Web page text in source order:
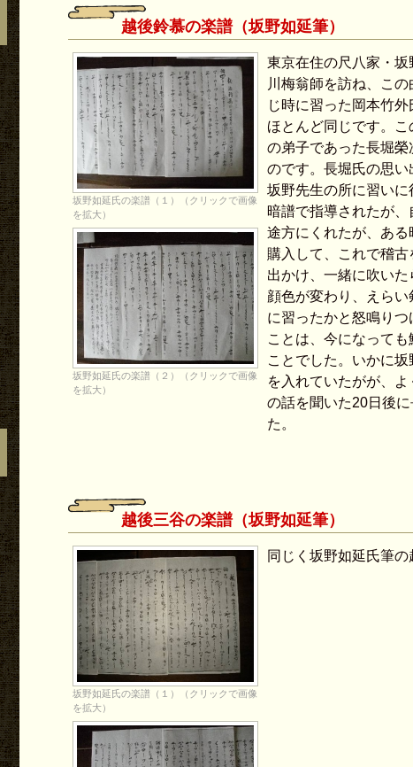
越後鈴慕の楽譜（坂野如延筆）
東京在住の尺八家・
川梅翁師を訪ね、こ
じ時に習った岡本竹
ほとんど同じです。
の弟子であった長堀
のです。長堀氏の思
坂野先生の所に習いに
暗譜で指導されたが、
途方にくれたが、あ
購入して、これで稽
出かけ、一緒に吹い
顔色が変わり、えら
に習ったかと怒鳴り
ことは、今になって
ことでした。いかに
を入れていたがが、
の話を聞いた20日後
た。
坂野如延氏の楽譜（１）（クリックで画像
を拡大）
坂野如延氏の楽譜（２）（クリックで画像
を拡大）
越後三谷の楽譜（坂野如延筆）
同じく坂野如延氏筆の
坂野如延氏の楽譜（１）（クリックで画像
を拡大）